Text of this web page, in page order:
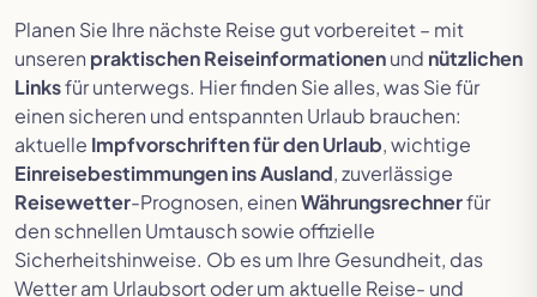
Planen Sie Ihre nächste Reise gut vorbereitet – mit
unseren praktischen Reiseinformationenund nützlichen
Linksfür unterwegs. Hier finden Sie alles, was Sie für
einen sicheren und entspannten Urlaub brauchen:
aktuelle Impfvorschriften für den Urlaub, wichtige
Einreisebestimmungen ins Ausland, zuverlässige
Reisewetter-Prognosen, einenWährungsrechnerfür
den schnellen Umtausch sowie offizielle
Sicherheitshinweise. Ob es um Ihre Gesundheit, das
Wetter am Urlaubsort oder um aktuelle Reise- und